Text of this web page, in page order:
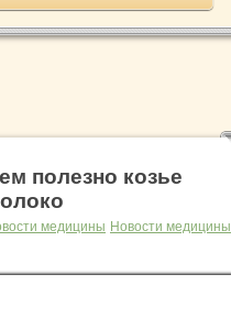
полезно козье
медицины Новости медицины